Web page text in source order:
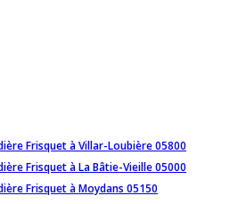
Frisquet à Villar-Loubière 05800
Frisquet à La Bâtie-Vieille 05000
Frisquet à Moydans 05150